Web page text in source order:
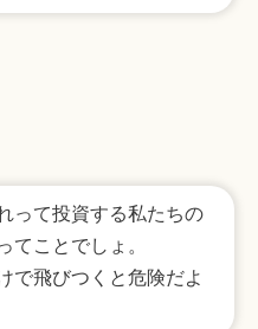
って投資する私たちの
てことでしょ。
で飛びつくと危険だよ